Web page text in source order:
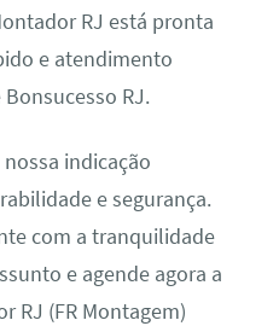
RJ está pronta
e atendimento
RJ.
indicação
e segurança.
com a tranquilidade
e agende agora a
RJ (FR Montagem)